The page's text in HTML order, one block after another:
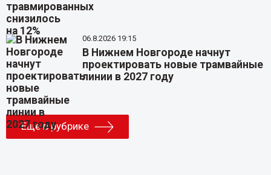
06.8.2026 19:15
В Нижнем Новгороде начнут
проектировать новые трамвайные
линии в 2027 году
Еще в рубрике